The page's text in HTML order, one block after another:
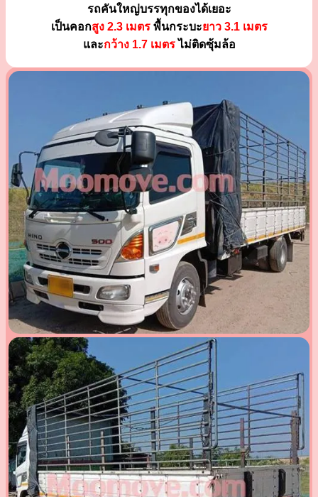
รถคันใหญ่บรรทุกของได้เยอะ
เป็นคอกสูง 2.3 เมตรพื้นกระบะยาว 3.1 เมตร
และกว้าง 1.7 เมตรไม่ติดซุ้มล้อ